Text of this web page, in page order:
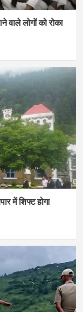
वाले लोगों को रोका
में शिफ्ट होगा